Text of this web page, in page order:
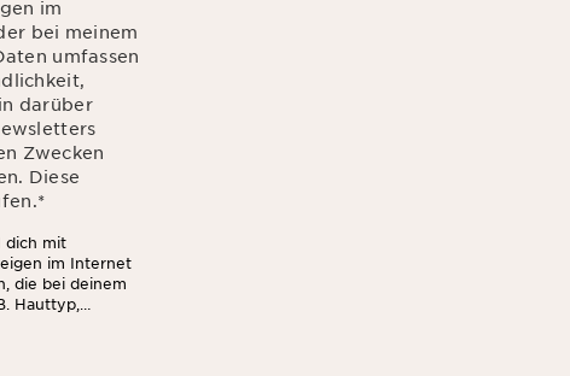
im
bei meinem
umfassen
darüber
Zwecken
Diese
*
dich mit
im Internet
die bei deinem
Hauttyp,
stimmst